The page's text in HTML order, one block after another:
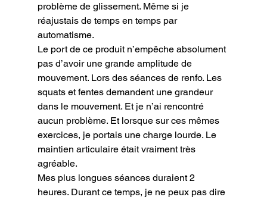
problème de glissement. Même si je
réajustais de temps en temps par
automatisme.
Le port de ce produit n’empêche absolument
pas d’avoir une grande amplitude de
mouvement. Lors des séances de renfo. Les
squats et fentes demandent une grandeur
dans le mouvement. Et je n’ai rencontré
aucun problème. Et lorsque sur ces mêmes
exercices, je portais une charge lourde. Le
maintien articulaire était vraiment très
agréable.
Mes plus longues séances duraient 2
heures. Durant ce temps, je ne peux pas dire